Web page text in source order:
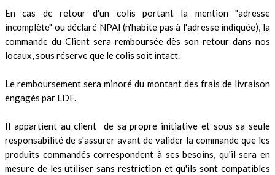
En cas de retour d'un colis portant la mention "adresse
incomplète" ou déclaré NPAI (n'habite pas à l'adresse indiquée), la
commande du Client sera remboursée dès son retour dans nos
locaux, sous réserve que le colis soit intact.
Le remboursement sera minoré du montant des frais de livraison
engagés par LDF.
Il appartient au client de sa propre initiative et sous sa seule
responsabilité de s'assurer avant de valider la commande que les
produits commandés correspondent à ses besoins, qu'il sera en
mesure de les utiliser sans restriction et qu'ils sont compatibles